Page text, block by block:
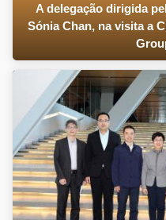
A delegação dirigida
Sónia Chan, na visita a